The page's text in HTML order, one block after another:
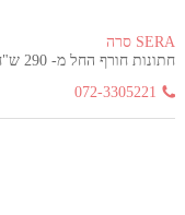
SERA סרה
חתונות חורף החל מ- 290 ש"ח
072-3305221